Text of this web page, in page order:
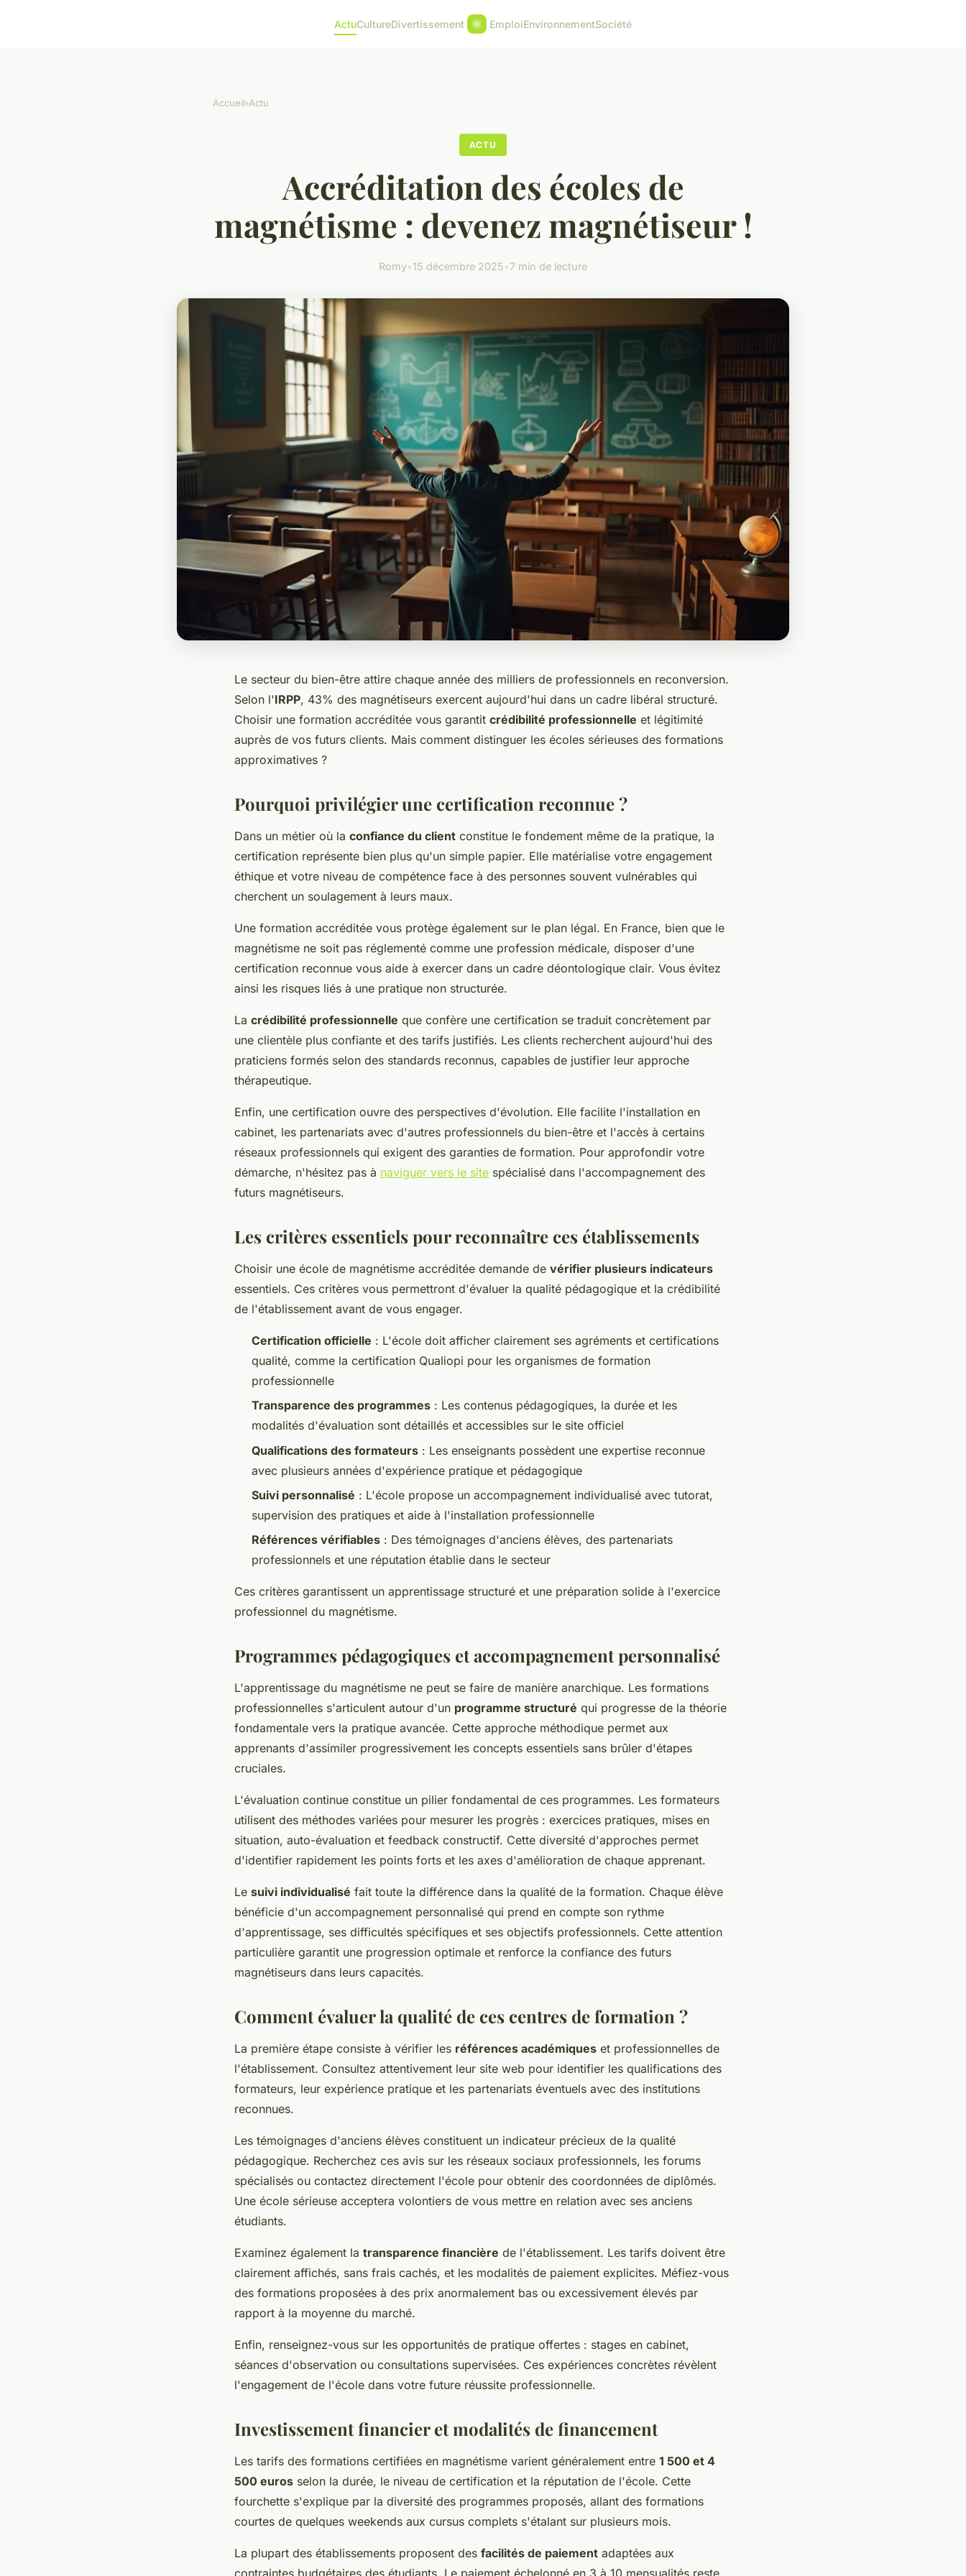
ActuCultureDivertissement EmploiEnvironnementSociété
Accueil›Actu
ACTU
Accréditation des écoles de
magnétisme : devenez magnétiseur !
Romy•15 décembre 2025•7 min de lecture
Le secteur du bien-être attire chaque année des milliers de professionnels en reconversion.
Selon l'IRPP, 43% des magnétiseurs exercent aujourd'hui dans un cadre libéral structuré.
Choisir une formation accréditée vous garantit crédibilité professionnelle et légitimité
auprès de vos futurs clients. Mais comment distinguer les écoles sérieuses des formations
approximatives ?
Pourquoi privilégier une certification reconnue ?
Dans un métier où la confiance du client constitue le fondement même de la pratique, la
certification représente bien plus qu'un simple papier. Elle matérialise votre engagement
éthique et votre niveau de compétence face à des personnes souvent vulnérables qui
cherchent un soulagement à leurs maux.
Une formation accréditée vous protège également sur le plan légal. En France, bien que le
magnétisme ne soit pas réglementé comme une profession médicale, disposer d'une
certification reconnue vous aide à exercer dans un cadre déontologique clair. Vous évitez
ainsi les risques liés à une pratique non structurée.
La crédibilité professionnelle que confère une certification se traduit concrètement par
une clientèle plus confiante et des tarifs justifiés. Les clients recherchent aujourd'hui des
praticiens formés selon des standards reconnus, capables de justifier leur approche
thérapeutique.
Enfin, une certification ouvre des perspectives d'évolution. Elle facilite l'installation en
cabinet, les partenariats avec d'autres professionnels du bien-être et l'accès à certains
réseaux professionnels qui exigent des garanties de formation. Pour approfondir votre
démarche, n'hésitez pas à naviguer vers le site spécialisé dans l'accompagnement des
futurs magnétiseurs.
Les critères essentiels pour reconnaître ces établissements
Choisir une école de magnétisme accréditée demande de vérifier plusieurs indicateurs
essentiels. Ces critères vous permettront d'évaluer la qualité pédagogique et la crédibilité
de l'établissement avant de vous engager.
Certification officielle : L'école doit afficher clairement ses agréments et certifications
qualité, comme la certification Qualiopi pour les organismes de formation
professionnelle
Transparence des programmes : Les contenus pédagogiques, la durée et les
modalités d'évaluation sont détaillés et accessibles sur le site officiel
Qualifications des formateurs : Les enseignants possèdent une expertise reconnue
avec plusieurs années d'expérience pratique et pédagogique
Suivi personnalisé : L'école propose un accompagnement individualisé avec tutorat,
supervision des pratiques et aide à l'installation professionnelle
Références vérifiables : Des témoignages d'anciens élèves, des partenariats
professionnels et une réputation établie dans le secteur
Ces critères garantissent un apprentissage structuré et une préparation solide à l'exercice
professionnel du magnétisme.
Programmes pédagogiques et accompagnement personnalisé
L'apprentissage du magnétisme ne peut se faire de manière anarchique. Les formations
professionnelles s'articulent autour d'un programme structuré qui progresse de la théorie
fondamentale vers la pratique avancée. Cette approche méthodique permet aux
apprenants d'assimiler progressivement les concepts essentiels sans brûler d'étapes
cruciales.
L'évaluation continue constitue un pilier fondamental de ces programmes. Les formateurs
utilisent des méthodes variées pour mesurer les progrès : exercices pratiques, mises en
situation, auto-évaluation et feedback constructif. Cette diversité d'approches permet
d'identifier rapidement les points forts et les axes d'amélioration de chaque apprenant.
Le suivi individualisé fait toute la différence dans la qualité de la formation. Chaque élève
bénéficie d'un accompagnement personnalisé qui prend en compte son rythme
d'apprentissage, ses difficultés spécifiques et ses objectifs professionnels. Cette attention
particulière garantit une progression optimale et renforce la confiance des futurs
magnétiseurs dans leurs capacités.
Comment évaluer la qualité de ces centres de formation ?
La première étape consiste à vérifier les références académiques et professionnelles de
l'établissement. Consultez attentivement leur site web pour identifier les qualifications des
formateurs, leur expérience pratique et les partenariats éventuels avec des institutions
reconnues.
Les témoignages d'anciens élèves constituent un indicateur précieux de la qualité
pédagogique. Recherchez ces avis sur les réseaux sociaux professionnels, les forums
spécialisés ou contactez directement l'école pour obtenir des coordonnées de diplômés.
Une école sérieuse acceptera volontiers de vous mettre en relation avec ses anciens
étudiants.
Examinez également la transparence financière de l'établissement. Les tarifs doivent être
clairement affichés, sans frais cachés, et les modalités de paiement explicites. Méfiez-vous
des formations proposées à des prix anormalement bas ou excessivement élevés par
rapport à la moyenne du marché.
Enfin, renseignez-vous sur les opportunités de pratique offertes : stages en cabinet,
séances d'observation ou consultations supervisées. Ces expériences concrètes révèlent
l'engagement de l'école dans votre future réussite professionnelle.
Investissement financier et modalités de financement
Les tarifs des formations certifiées en magnétisme varient généralement entre 1 500 et 4
500 euros selon la durée, le niveau de certification et la réputation de l'école. Cette
fourchette s'explique par la diversité des programmes proposés, allant des formations
courtes de quelques weekends aux cursus complets s'étalant sur plusieurs mois.
La plupart des établissements proposent des facilités de paiement adaptées aux